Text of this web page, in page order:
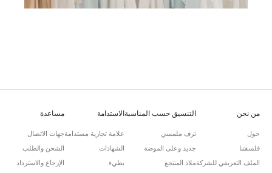
من نحن
حول
فلسفتنا
الملف التعريفي للشركة
التنسيق حسب المناسبة
ترف ملمسي
جديد وعلى الموضة
ملاذ المنتجع
الاستدامة
علامة تجارية مستدامة
الشهادات
بطيء
مساعدة
جهات الاتصال
الشحن والطلب
الإرجاع والاسترداد